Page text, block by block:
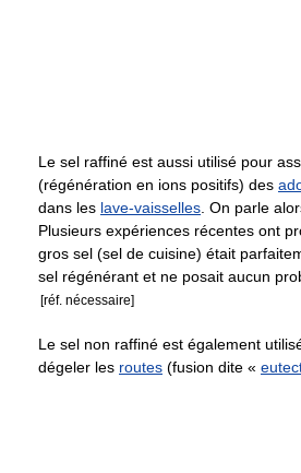
Le sel raffiné est aussi utilisé pour
(régénération en ions positifs) des
dans les lave-vaisselles . On parle
Plusieurs expériences récentes ont
gros sel (sel de cuisine) était
sel régénérant et ne posait aucun
[réf. nécessaire]
Le sel non raffiné est également
dégeler les routes (fusion dite «